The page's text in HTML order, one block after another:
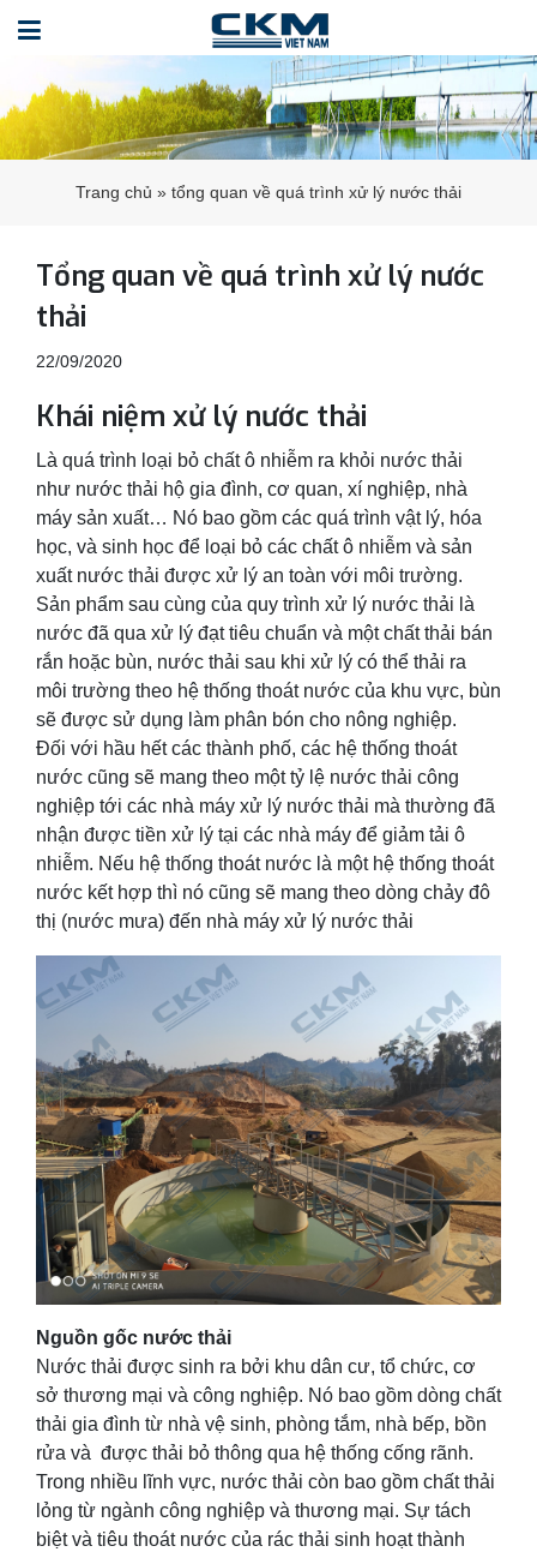
Trang chủ » tổng quan về quá trình xử lý nước thải
Tổng quan về quá trình xử lý nước
thải
22/09/2020
Khái niệm xử lý nước thải
Là quá trình loại bỏ chất ô nhiễm ra khỏi nước thải
như nước thải hộ gia đình, cơ quan, xí nghiệp, nhà
máy sản xuất… Nó bao gồm các quá trình vật lý, hóa
học, và sinh học để loại bỏ các chất ô nhiễm và sản
xuất nước thải được xử lý an toàn với môi trường.
Sản phẩm sau cùng của quy trình xử lý nước thải là
nước đã qua xử lý đạt tiêu chuẩn và một chất thải bán
rắn hoặc bùn, nước thải sau khi xử lý có thể thải ra
môi trường theo hệ thống thoát nước của khu vực, bùn
sẽ được sử dụng làm phân bón cho nông nghiệp.
Đối với hầu hết các thành phố, các hệ thống thoát
nước cũng sẽ mang theo một tỷ lệ nước thải công
nghiệp tới các nhà máy xử lý nước thải mà thường đã
nhận được tiền xử lý tại các nhà máy để giảm tải ô
nhiễm. Nếu hệ thống thoát nước là một hệ thống thoát
nước kết hợp thì nó cũng sẽ mang theo dòng chảy đô
thị (nước mưa) đến nhà máy xử lý nước thải
Nguồn gốc nước thải
Nước thải được sinh ra bởi khu dân cư, tổ chức, cơ
sở thương mại và công nghiệp. Nó bao gồm dòng chất
thải gia đình từ nhà vệ sinh, phòng tắm, nhà bếp, bồn
rửa và được thải bỏ thông qua hệ thống cống rãnh.
Trong nhiều lĩnh vực, nước thải còn bao gồm chất thải
lỏng từ ngành công nghiệp và thương mại. Sự tách
biệt và tiêu thoát nước của rác thải sinh hoạt thành